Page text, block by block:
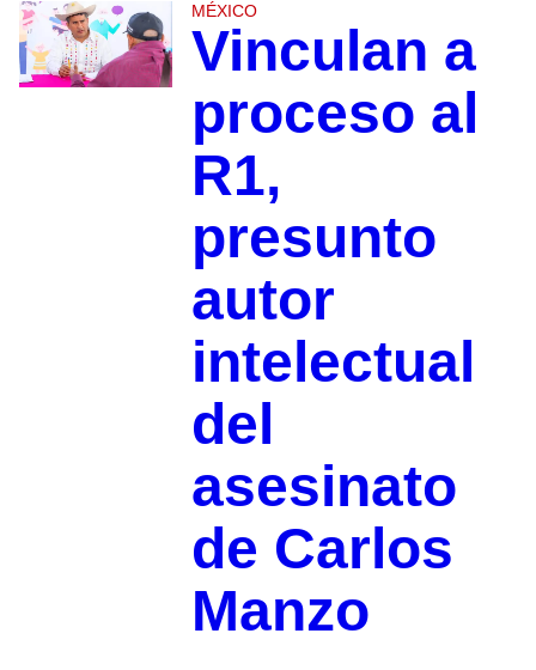
MÉXICO
Vinculan a
proceso al
R1,
presunto
autor
intelectual
del
asesinato
de Carlos
Manzo